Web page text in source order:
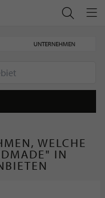
UNTERNEHMEN
WELCHE
IN